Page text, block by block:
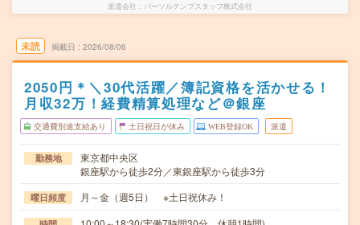
派遣会社 パーソルテンプスタッフ株式会社
未読 掲載日 2026/08/06
2050円＊＼30代活躍／簿記資格を活かせる！
月収32万！経費精算処理など＠銀座
交通費別途支給あり 土日祝日が休み WEB登録OK 派遣
勤務地
東京都中央区
銀座駅から徒歩2分／東銀座駅から徒歩3分
曜日頻度 月～金（週5日） ※土日祝休み！